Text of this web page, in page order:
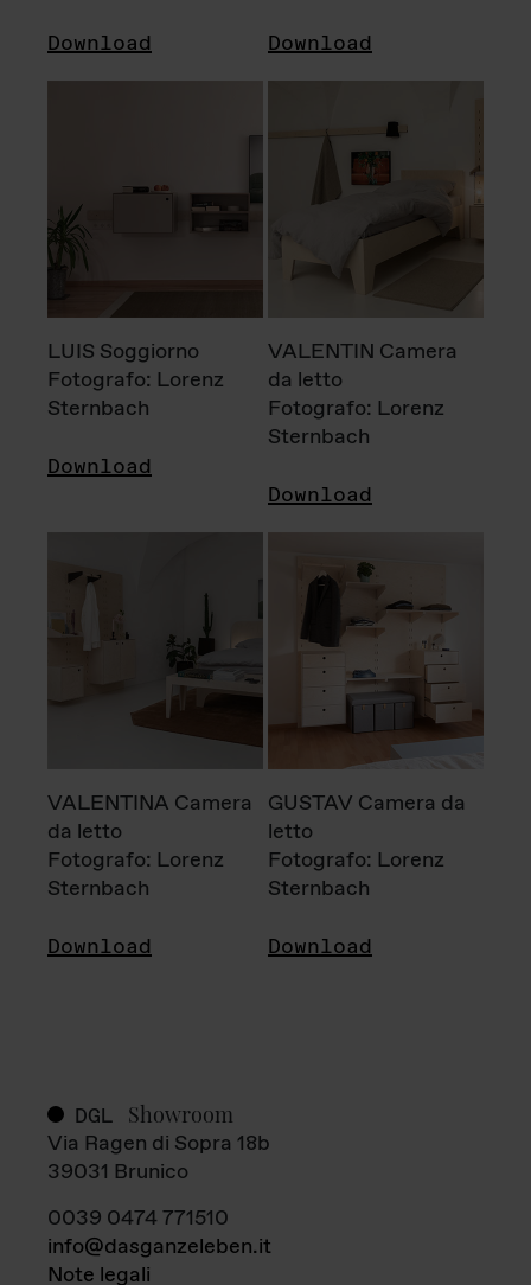
Download Download
LUIS Soggiorno
Fotografo: Lorenz
Sternbach
Download
VALENTIN Camera
da letto
Fotografo: Lorenz
Sternbach
Download
VALENTINA Camera
da letto
Fotografo: Lorenz
Sternbach
Download
GUSTAV Camera da
letto
Fotografo: Lorenz
Sternbach
Download
DGL Showroom
Via Ragen di Sopra 18b
39031 Brunico
0039 0474 771510
info@dasganzeleben.it
Note legali